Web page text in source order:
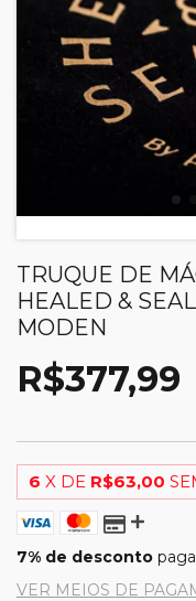
TRUQUE DE
HEALED &
MODEN
R$377,99
6 X DE R$63,00
7% de desconto
VER MEIOS DE